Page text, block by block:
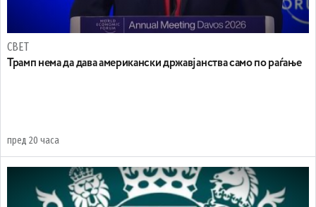
СВЕТ
Трамп нема да дава американски државјанства само по раѓање
пред 20 часа